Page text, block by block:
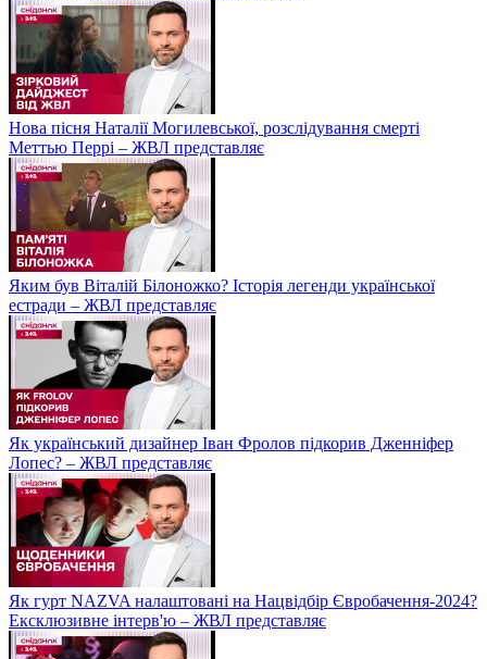
Нова пісня Наталії Могилевської, розслідування смерті
Меттью Перрі – ЖВЛ представляє
Яким був Віталій Білоножко? Історія легенди української
естради – ЖВЛ представляє
Як український дизайнер Іван Фролов підкорив Дженніфер
Лопес? – ЖВЛ представляє
Як гурт NAZVA налаштовані на Нацвідбір Євробачення-2024?
Ексклюзивне інтерв'ю – ЖВЛ представляє